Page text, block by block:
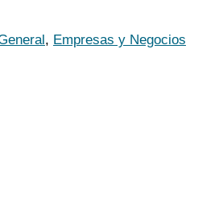
, Empresas y Negocios